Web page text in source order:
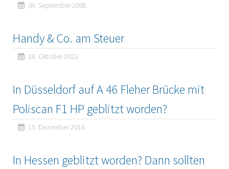
04. September 2008
Handy & Co. am Steuer
18. Oktober 2022
In Düsseldorf auf A 46 Fleher Brücke mit
Poliscan F1 HP geblitzt worden?
15. Dezember 2014
In Hessen geblitzt worden? Dann sollten